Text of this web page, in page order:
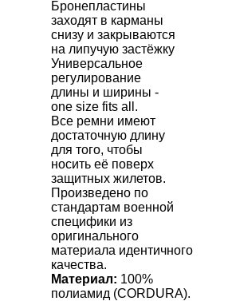
Бронепластины
заходят в карманы
снизу и закрываются
на липучую застёжку
Универсальное
регулирование
длины и ширины -
one size fits all .
Все ремни имеют
достаточную длину
для того, чтобы
носить её поверх
защитных жилетов.
Произведено по
стандартам военной
специфики из
оригинального
материала идентичного
качества.
Материал: 100%
полиамид (СORDURA).